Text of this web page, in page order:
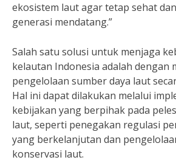
ekosistem laut agar tetap sehat
generasi mendatang.”
Salah satu solusi untuk menjaga
kelautan Indonesia adalah dengan
pengelolaan sumber daya laut
Hal ini dapat dilakukan melalui
kebijakan yang berpihak pada
laut, seperti penegakan regulasi
yang berkelanjutan dan
konservasi laut.